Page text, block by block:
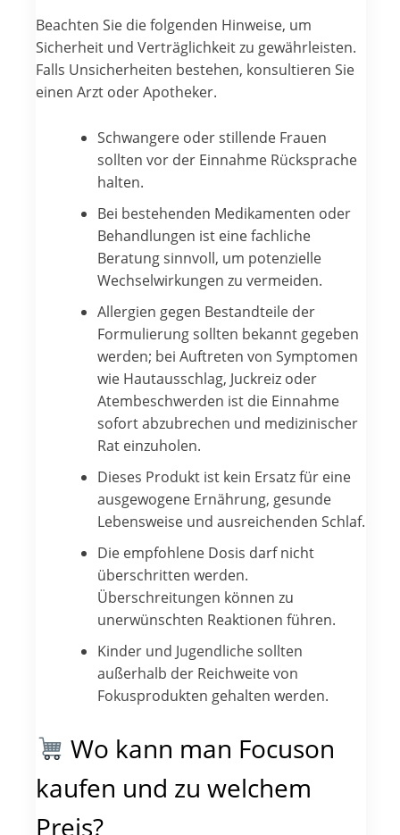
Beachten Sie die folgenden Hinweise, um
Sicherheit und Verträglichkeit zu gewährleisten.
Falls Unsicherheiten bestehen, konsultieren Sie
einen Arzt oder Apotheker.
Schwangere oder stillende Frauen
sollten vor der Einnahme Rücksprache
halten.
Bei bestehenden Medikamenten oder
Behandlungen ist eine fachliche
Beratung sinnvoll, um potenzielle
Wechselwirkungen zu vermeiden.
Allergien gegen Bestandteile der
Formulierung sollten bekannt gegeben
werden; bei Auftreten von Symptomen
wie Hautausschlag, Juckreiz oder
Atembeschwerden ist die Einnahme
sofort abzubrechen und medizinischer
Rat einzuholen.
Dieses Produkt ist kein Ersatz für eine
ausgewogene Ernährung, gesunde
Lebensweise und ausreichenden Schlaf.
Die empfohlene Dosis darf nicht
überschritten werden.
Überschreitungen können zu
unerwünschten Reaktionen führen.
Kinder und Jugendliche sollten
außerhalb der Reichweite von
Fokusprodukten gehalten werden.
Wo kann man Focuson
kaufen und zu welchem
Preis?